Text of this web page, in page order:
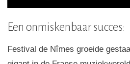
Een onmiskenbaar succes:
Festival de Nîmes groeide